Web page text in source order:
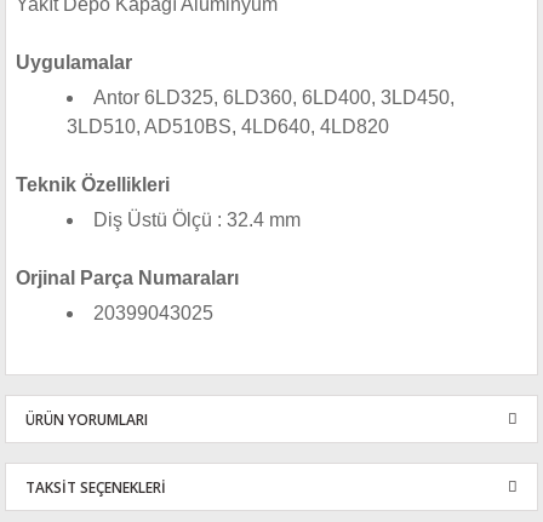
Yakıt Depo Kapağı Alüminyum
Uygulamalar
Antor 6LD325, 6LD360, 6LD400, 3LD450,
3LD510, AD510BS, 4LD640, 4LD820
Teknik Özellikleri
Diş Üstü Ölçü : 32.4 mm
Orjinal Parça Numaraları
20399043025
ÜRÜN YORUMLARI
Bu ürüne ilk yorumu siz yapın!
TAKSİT SEÇENEKLERİ